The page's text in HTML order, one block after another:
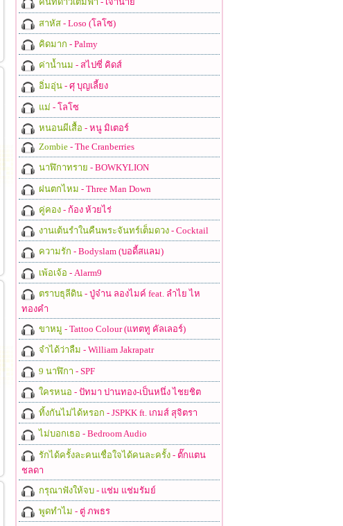
สาหัส- Loso (โลโซ)
คิดมาก - Palmy
ค่าน้ำนม - สไปซี่ คิดส์
อิ่มอุ่น- ศุ บุญเลี้ยง
แม่ - โลโซ
หนอนผีเสื้อ - หนู มิเตอร์
Zombie- The Cranberries
นาฬิกาทราย - BOWKYLION
ฝนตกไหม - Three Man Down
คู่คอง- ก้อง ห้วยไร่
งานเต้นรำในคืนพระจันทร์เต็มดวง- Cocktail
ความรัก - Bodyslam (บอดี้สแลม)
เพ้อเจ้อ - Alarm9
ตราบธุลีดิน- ปู่จ๋าน ลองไมค์ feat. ลำไย ไห
ทองคำ
ขาหมู - Tattoo Colour (แทตทู คัลเลอร์)
จำได้ว่าลืม - William Jakrapatr
9 นาฬิกา - SPF
ใครหนอ - ปัทมา ปานทอง-เป็นหนึ่ง ไชยชิต
ทิ้งกันไม่ได้หรอก - JSPKK ft. เกมส์ สุจิตรา
ไม่บอกเธอ - Bedroom Audio
รักได้ครั้งละคนเชื่อใจได้คนละครั้ง- ตั๊กแตน
ชลดา
กรุณาฟังให้จบ- แช่ม แช่มรัมย์
พูดทำไม - ตู่ ภพธร